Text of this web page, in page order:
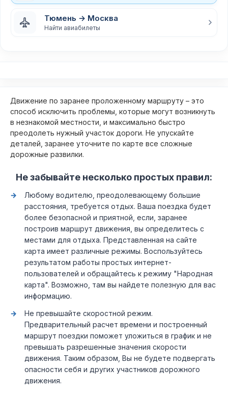
Тюмень → Москва
Найти авиабилеты
Движение по заранее проложенному маршруту – это
способ исключить проблемы, которые могут возникнуть
в незнакомой местности, и максимально быстро
преодолеть нужный участок дороги. Не упускайте
деталей, заранее уточните по карте все сложные
дорожные развилки.
Не забывайте несколько простых правил:
Любому водителю, преодолевающему большие
расстояния, требуется отдых. Ваша поездка будет
более безопасной и приятной, если, заранее
построив маршрут движения, вы определитесь с
местами для отдыха. Представленная на сайте
карта имеет различные режимы. Воспользуйтесь
результатом работы простых интернет-
пользователей и обращайтесь к режиму "Народная
карта". Возможно, там вы найдете полезную для вас
информацию.
Не превышайте скоростной режим.
Предварительный расчет времени и построенный
маршрут поездки поможет уложиться в график и не
превышать разрешенные значения скорости
движения. Таким образом, Вы не будете подвергать
опасности себя и других участников дорожного
движения.